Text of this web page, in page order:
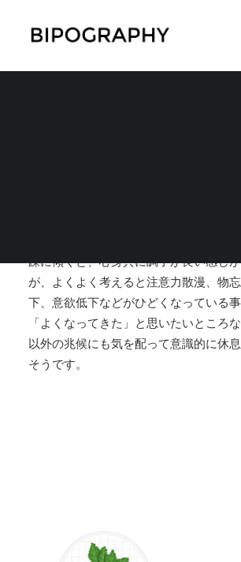
躁に傾くと、心身共に調子が良い感じ
が、よくよく考えると注意力散漫、物
下、意欲低下などがひどくなっている事
「よくなってきた」と思いたいところ
以外の兆候にも気を配って意識的に休
そうです。